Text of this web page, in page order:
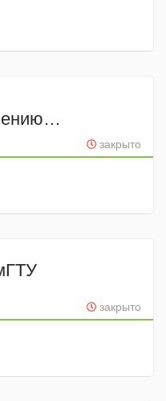
шаровых опор
сто № 24
закрыто
закрыто